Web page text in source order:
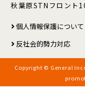
秋葉原STNフロント
個人情報保護について
反社会的勢力対応
Copyright © General